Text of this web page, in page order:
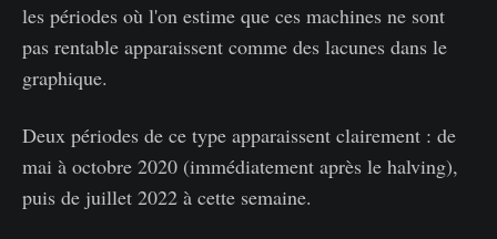
les périodes où l'on estime que ces machines ne sont
pas rentable apparaissent comme des lacunes dans le
graphique.
Deux périodes de ce type apparaissent clairement : de
mai à octobre 2020 (immédiatement après le halving),
puis de juillet 2022 à cette semaine.